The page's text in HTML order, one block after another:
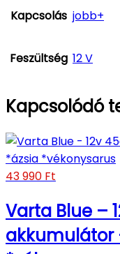
Kapcsolás jobb+
Feszültség 12 V
Kapcsolódó
43 990 Ft
Varta Blue –
akkumulátor